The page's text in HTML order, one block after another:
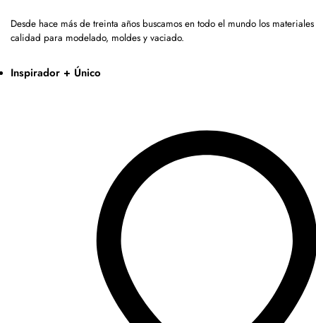
Desde hace más de treinta años buscamos en todo el mundo los
calidad para modelado, moldes y vaciado.
Inspirador + Único